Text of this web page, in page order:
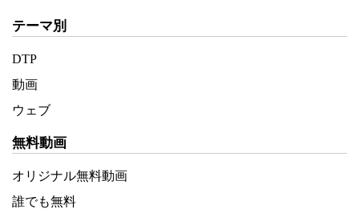
テーマ別
DTP
動画
ウェブ
無料動画
オリジナル無料動画
誰でも無料